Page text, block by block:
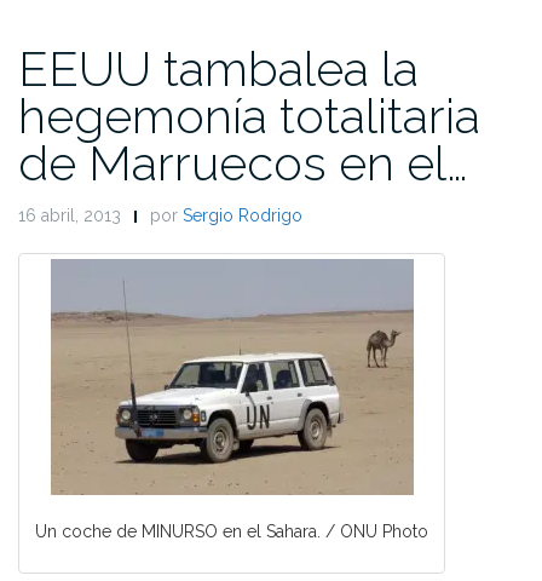
EEUU tambalea la
hegemonía totalitaria
de Marruecos en el…
16 abril, 2013 por Sergio Rodrigo
Un coche de MINURSO en el Sahara. / ONU Photo